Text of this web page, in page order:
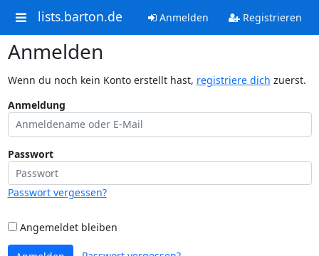
lists.barton.de Anmelden Registrieren
Anmelden
Wenn du noch kein Konto erstellt hast, registriere dich zuerst.
Anmeldung
Passwort
Passwort vergessen?
Angemeldet bleiben